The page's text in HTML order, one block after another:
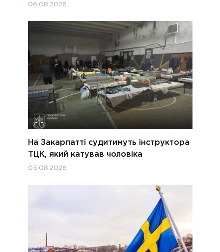
06.08.2026
На Закарпатті судитимуть інструктора
ТЦК, який катував чоловіка
05.08.2026